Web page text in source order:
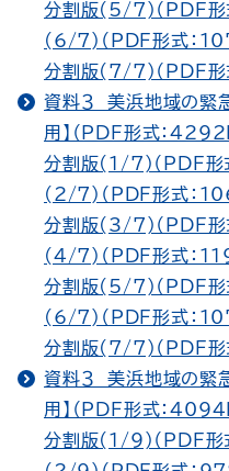
分割版(5/7)（PDF形
(6/7)（PDF形式：
分割版(7/7)（PDF形
資料３ 美浜地域の緊急
用】（PDF形式：
分割版(1/7)（PDF形
(2/7)（PDF形式：
分割版(3/7)（PDF形
(4/7)（PDF形式：
分割版(5/7)（PDF形
(6/7)（PDF形式：
分割版(7/7)（PDF形
資料３ 美浜地域の緊急
用】（PDF形式：
分割版(1/9)（PDF形